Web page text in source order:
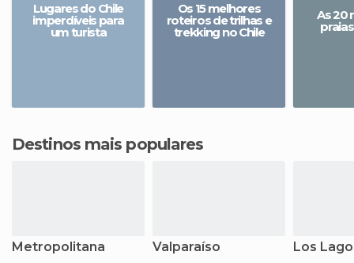
Lugares do Chile
imperdíveis para
um turista
Os 15 melhores
roteiros de trilhas e
trekking no Chile
As 20
Destinos mais populares
Metropolitana Valparaíso Los